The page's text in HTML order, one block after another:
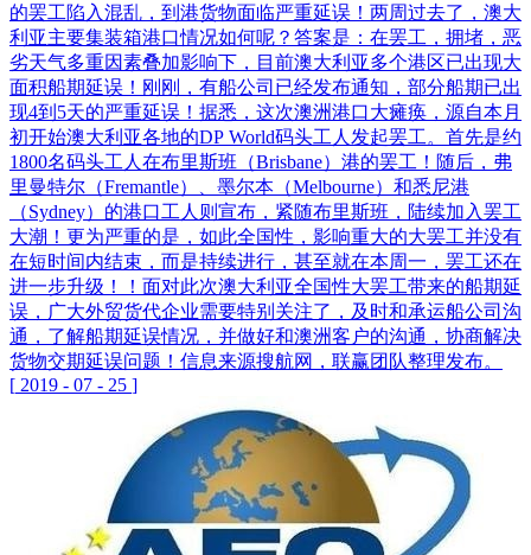
的罢工陷入混乱，到港货物面临严重延误！两周过去了，澳大
利亚主要集装箱港口情况如何呢？答案是：在罢工，拥堵，恶
劣天气多重因素叠加影响下，目前澳大利亚多个港区已出现大
面积船期延误！刚刚，有船公司已经发布通知，部分船期已出
现4到5天的严重延误！据悉，这次澳洲港口大瘫痪，源自本月
初开始澳大利亚各地的DP World码头工人发起罢工。首先是约
1800名码头工人在布里斯班（Brisbane）港的罢工！随后，弗
里曼特尔（Fremantle）、墨尔本（Melbourne）和悉尼港
（Sydney）的港口工人则宣布，紧随布里斯班，陆续加入罢工
大潮！更为严重的是，如此全国性，影响重大的大罢工并没有
在短时间内结束，而是持续进行，甚至就在本周一，罢工还在
进一步升级！！面对此次澳大利亚全国性大罢工带来的船期延
误，广大外贸货代企业需要特别关注了，及时和承运船公司沟
通，了解船期延误情况，并做好和澳洲客户的沟通，协商解决
货物交期延误问题！信息来源搜航网，联赢团队整理发布。
[ 2019 - 07 - 25 ]